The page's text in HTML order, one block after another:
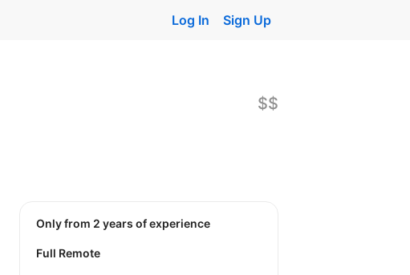
Log In Sign Up
$$
Only from 2 years of experience
Full Remote